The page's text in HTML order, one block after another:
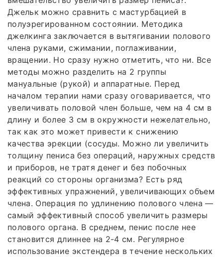
Джельк можно сравнить с мастурбацией в
полуэрегированном состоянии. Методика
джелкинга заключается в вытягивании полового
члена руками, сжимании, поглаживании,
вращении. Но сразу нужно отметить, что ни. Все
методы можно разделить на 2 группы
мануальные (рукой) и аппаратные. Перед
началом терапии нами сразу оговаривается, что
увеличивать половой член больше, чем на 4 см в
длину и более 3 см в окружности нежелательно,
так как это может привести к снижению
качества эрекции (сосуды. Можно ли увеличить
толщину пениса без операций, наружных средств
и приборов, не тратя денег и без побочных
реакций со стороны организма? Есть ряд
эффективных упражнений, увеличивающих объем
члена. Операция по удлинению полового члена —
самый эффективный способ увеличить размеры
полового органа. В среднем, пенис после нее
становится длиннее на 2-4 см. Регулярное
использование экстендера в течение нескольких